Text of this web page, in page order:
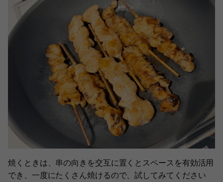
焼くときは、串の向きを交互に置くとスペースを有効活用
でき、一度にたくさん焼けるので、試してみてください